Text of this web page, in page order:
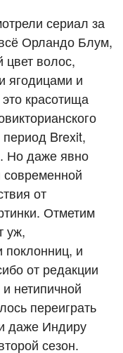
сериал за
Орландо Блум,
цвет волос,
ягодицами и
красотища
период Brexit,
Но даже явно
от
Отметим
уж,
поклонниц, и
от редакции
нетипичной
переиграть
даже Индиру
сезон.